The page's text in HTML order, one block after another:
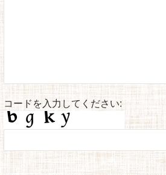
コードを入力してください: